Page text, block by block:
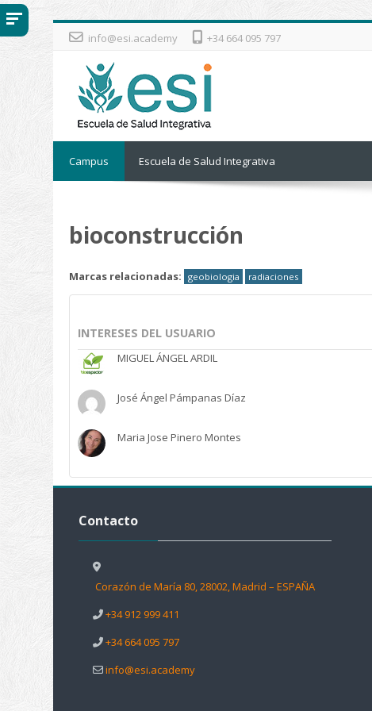
Salta al contenido principal
info@esi.academy +34 664 095 797
Campus Escuela de Salud Integrativa
bioconstrucción
Marcas relacionadas: geobiologia radiaciones
INTERESES DEL USUARIO
MIGUEL ÁNGEL ARDIL
José Ángel Pámpanas Díaz
Maria Jose Pinero Montes
Contacto
Corazón de María 80, 28002, Madrid – ESPAÑA
+34 912 999 411
+34 664 095 797
info@esi.academy